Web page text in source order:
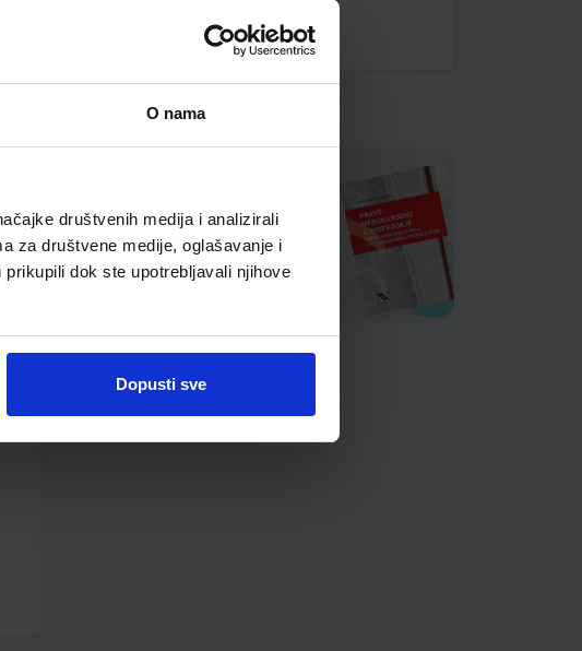
O nama
društvenih medija i analizirali
za društvene medije, oglašavanje i
dok ste upotrebljavali njihove
Dopusti sve